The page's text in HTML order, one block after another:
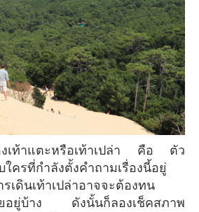
ครที่กำลังตั้งคำถามเรื่องนี้อยู่
เดินเท้าเปล่าอาจจะต้องทน
ยอยู่บ้าง ดังนั้นก็ลองเช็คสภาพ